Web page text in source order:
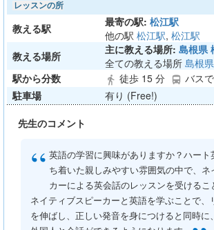
レッスンの所
教える駅 最寄の駅: 松江駅
他の駅 松江駅, 松江駅
教える場所
主に教える場所: 島根県
全ての教える場所 島根
駅から分数
directions_walk 徒歩 15 分 directions_bus バス
駐車場
有り (Free!)
先生のコメント
“ 英語の学習に興味がありますか？ハート
ち着いた親しみやすい雰囲気の中で、ネ
カーによる英会話のレッスンを受けるこ
ネイティブスピーカーと英語を学ぶことで、
を伸ばし、正しい発音を身につけると同時に